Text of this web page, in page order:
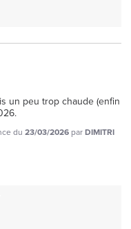
un peu trop chaude (enfin
du 23/03/2026 parDIMITRI